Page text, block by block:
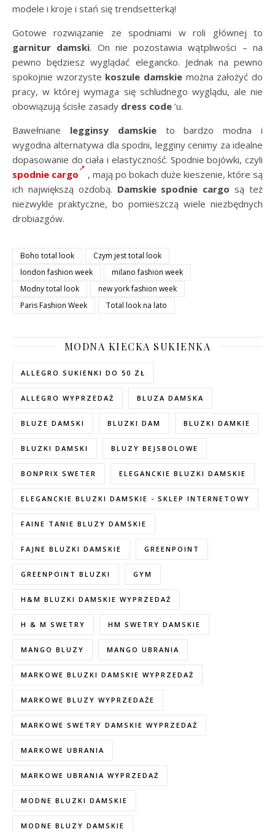
modele i kroje i stań się trendsetterką!
Gotowe rozwiązanie ze spodniami w roli głównej to
garnitur damski. On nie pozostawia wątpliwości – na
pewno będziesz wyglądać elegancko. Jednak na pewno
spokojnie wzorzyste koszule damskie można założyć do
pracy, w której wymaga się schludnego wyglądu, ale nie
obowiązują ścisłe zasady dress code ’u.
Bawełniane legginsy damskieto bardzo modna i
wygodna alternatywa dla spodni, legginy cenimy za idealne
dopasowanie do ciała i elastyczność. Spodnie bojówki, czyli
spodnie cargo
, mają po bokach duże kieszenie, które są
ich największą ozdobą. Damskie spodnie cargo są też
niezwykle praktyczne, bo pomieszczą wiele niezbędnych
drobiazgów.
Boho total look
Czym jest total look
london fashion week
milano fashion week
Modny total look
new york fashion week
Paris Fashion Week
Total look na lato
MODNA KIECKA SUKIENKA
ALLEGRO SUKIENKI DO 50 ZŁ
ALLEGRO WYPRZEDAŻ BLUZA DAMSKA
BLUZE DAMSKI BLUZKI DAM BLUZKI DAMKIE
BLUZKI DAMSKI BLUZY BEJSBOLOWE
BONPRIX SWETER ELEGANCKIE BLUZKI DAMSKIE
ELEGANCKIE BLUZKI DAMSKIE - SKLEP INTERNETOWY
FAINE TANIE BLUZY DAMSKIE
FAJNE BLUZKI DAMSKIE GREENPOINT
GREENPOINT BLUZKI GYM
H&M BLUZKI DAMSKIE WYPRZEDAŻ
H & M SWETRY HM SWETRY DAMSKIE
MANGO BLUZY MANGO UBRANIA
MARKOWE BLUZKI DAMSKIE WYPRZEDAŻ
MARKOWE BLUZY WYPRZEDAŻE
MARKOWE SWETRY DAMSKIE WYPRZEDAŻ
MARKOWE UBRANIA
MARKOWE UBRANIA WYPRZEDAŻ
MODNE BLUZKI DAMSKIE
MODNE BLUZY DAMSKIE